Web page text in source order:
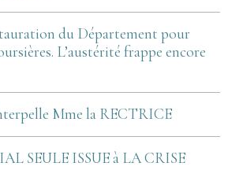
du Département pour
L’austérité frappe encore
Mme la RECTRICE
SEULE ISSUE à LA CRISE